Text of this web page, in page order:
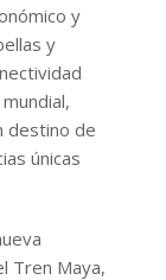
y
y
destino de
únicas
Tren Maya,